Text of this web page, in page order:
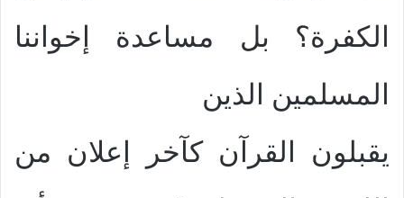
الكفرة؟ بل مساعدة إخواننا
المسلمين الذين
يقبلون القرآن كآخر إعلان من